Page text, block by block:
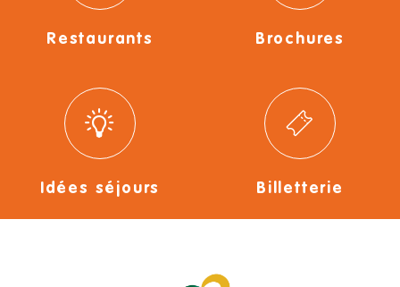
Restaurants Brochures
Idées séjours Billetterie